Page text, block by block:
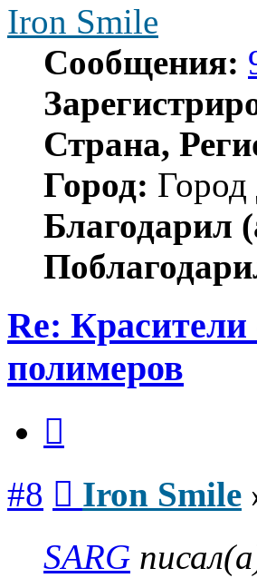
Iron Smile
Сообщения:
Страна,
Город:
Благодарил
Re: Красители
полимеров
#8 Iron Smile
SARG